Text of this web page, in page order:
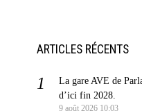
ARTICLES RÉCENTS
La gare AVE de
d’ici fin 2028.
9 août 2026 10:03